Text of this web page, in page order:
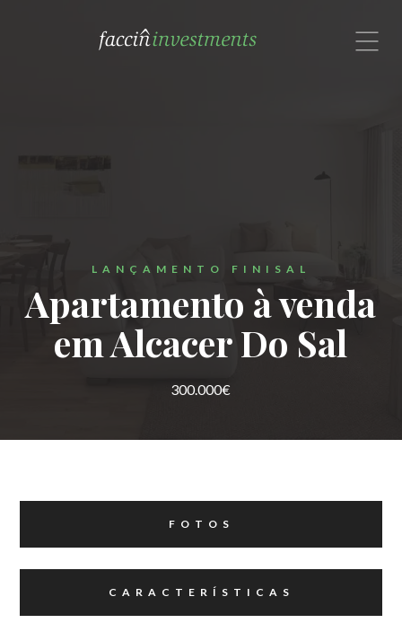
com um especialista no Brasil.
LANÇAMENTO FINISAL
Apartamento à venda
em Alcacer Do Sal
300.000€
FOTOS
CARACTERÍSTICAS